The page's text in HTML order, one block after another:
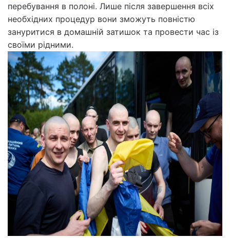
перебування в полоні. Лише після завершення всіх
необхідних процедур вони зможуть повністю
зануритися в домашній затишок та провести час із
своїми рідними.